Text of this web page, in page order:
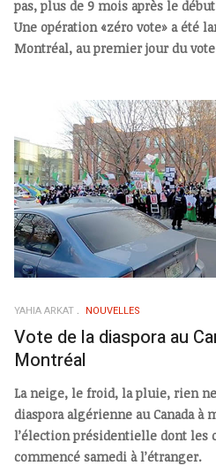
pas, plus de 9 mois après le
Une opération «zéro vote» a été
Montréal, au premier jour du
YAHIA ARKAT NOUVELLES
Vote de la diaspora au
Montréal
La neige, le froid, la pluie, rien
diaspora algérienne au Canada à
l’élection présidentielle dont les
commencé samedi à l’étranger.